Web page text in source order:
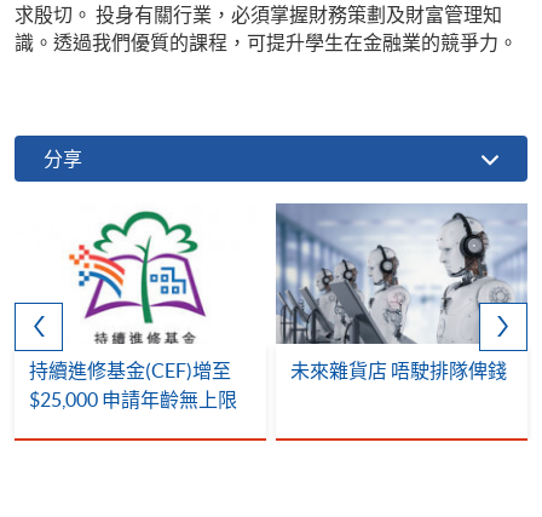
求殷切。 投身有關行業，必須掌握財務策劃及財富管理知
識。透過我們優質的課程，可提升學生在金融業的競爭力。
分享
持續進修基金(CEF)增至
$25,000 申請年齡無上限
未來雜貨店 唔駛排隊俾錢